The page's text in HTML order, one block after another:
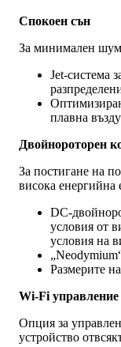
Спокоен сън
За минимален
Jet-система
плавна
Двойнороторен
За постигане на
висока енергийна
DC-
условия от
условия на
Размерите
Wi-Fi
Опция за
устройство